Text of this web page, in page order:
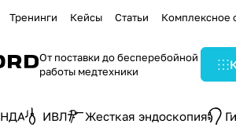
Тренинги Кейсы Статьи Комплексное
От поставки до бесперебойной
работы медтехники
НДА ИВЛ Жесткая эндоскопия